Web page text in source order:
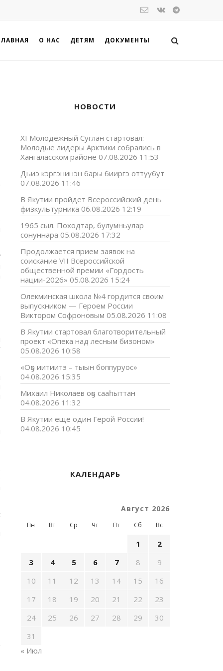
О НАС ДЕТЯМ ДОКУМЕНТЫ
НОВОСТИ
XI Молодёжный Суглан стартовал:
Молодые лидеры Арктики собрались в
Хангаласском районе 07.08.2026 11:53
Дьиэ кэргэнинэн бары бииргэ оттуубут
07.08.2026 11:46
В Якутии пройдет Всероссийский день
физкультурника 06.08.2026 12:19
1965 сыл. Походтар, булумньулар
сонуннара 05.08.2026 17:32
Продолжается прием заявок на
соискание VII Всероссийской
общественной премии «Гордость
нации-2026» 05.08.2026 15:24
Олекминская школа №4 гордится своим
выпускником — Героем России
Виктором Софроновым 05.08.2026 11:08
В Якутии стартовал благотворительный
проект «Опека над лесным бизоном»
05.08.2026 10:58
«Оҕо иитиитэ – тыын боппуруос»
04.08.2026 15:35
Михаил Николаев оҕо сааһыттан
04.08.2026 11:32
В Якутии еще один Герой России!
04.08.2026 10:45
КАЛЕНДАРЬ
Август 2026
Пн Вт Ср Чт Пт Сб Вс
1
2
3
4 5 6 7 8
9
10
11 12 13 14 15
16
17
18 19 20 21 22
23
24
25 26 27 28 29
30
31
« Июл